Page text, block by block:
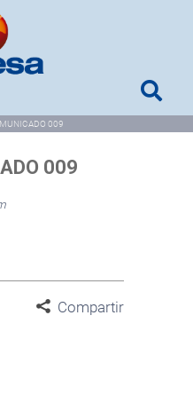
009
009
Compartir